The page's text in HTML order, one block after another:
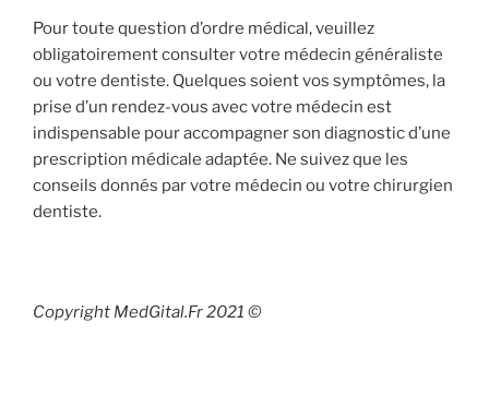
Pour toute question d’ordre médical, veuillez
obligatoirement consulter votre médecin généraliste
ou votre dentiste. Quelques soient vos symptômes, la
prise d’un rendez-vous avec votre médecin est
indispensable pour accompagner son diagnostic d’une
prescription médicale adaptée. Ne suivez que les
conseils donnés par votre médecin ou votre chirurgien
dentiste.
Copyright MedGital.Fr 2021 ©